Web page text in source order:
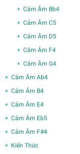
Cảm Âm Bb4
Cảm Âm C5
Cảm Âm D5
Cảm Âm F4
Cảm Âm G4
Cảm Âm Ab4
Cảm Âm B4
Cảm Âm E4
Cảm Âm Eb5
Cảm Âm F#4
Kiến Thức